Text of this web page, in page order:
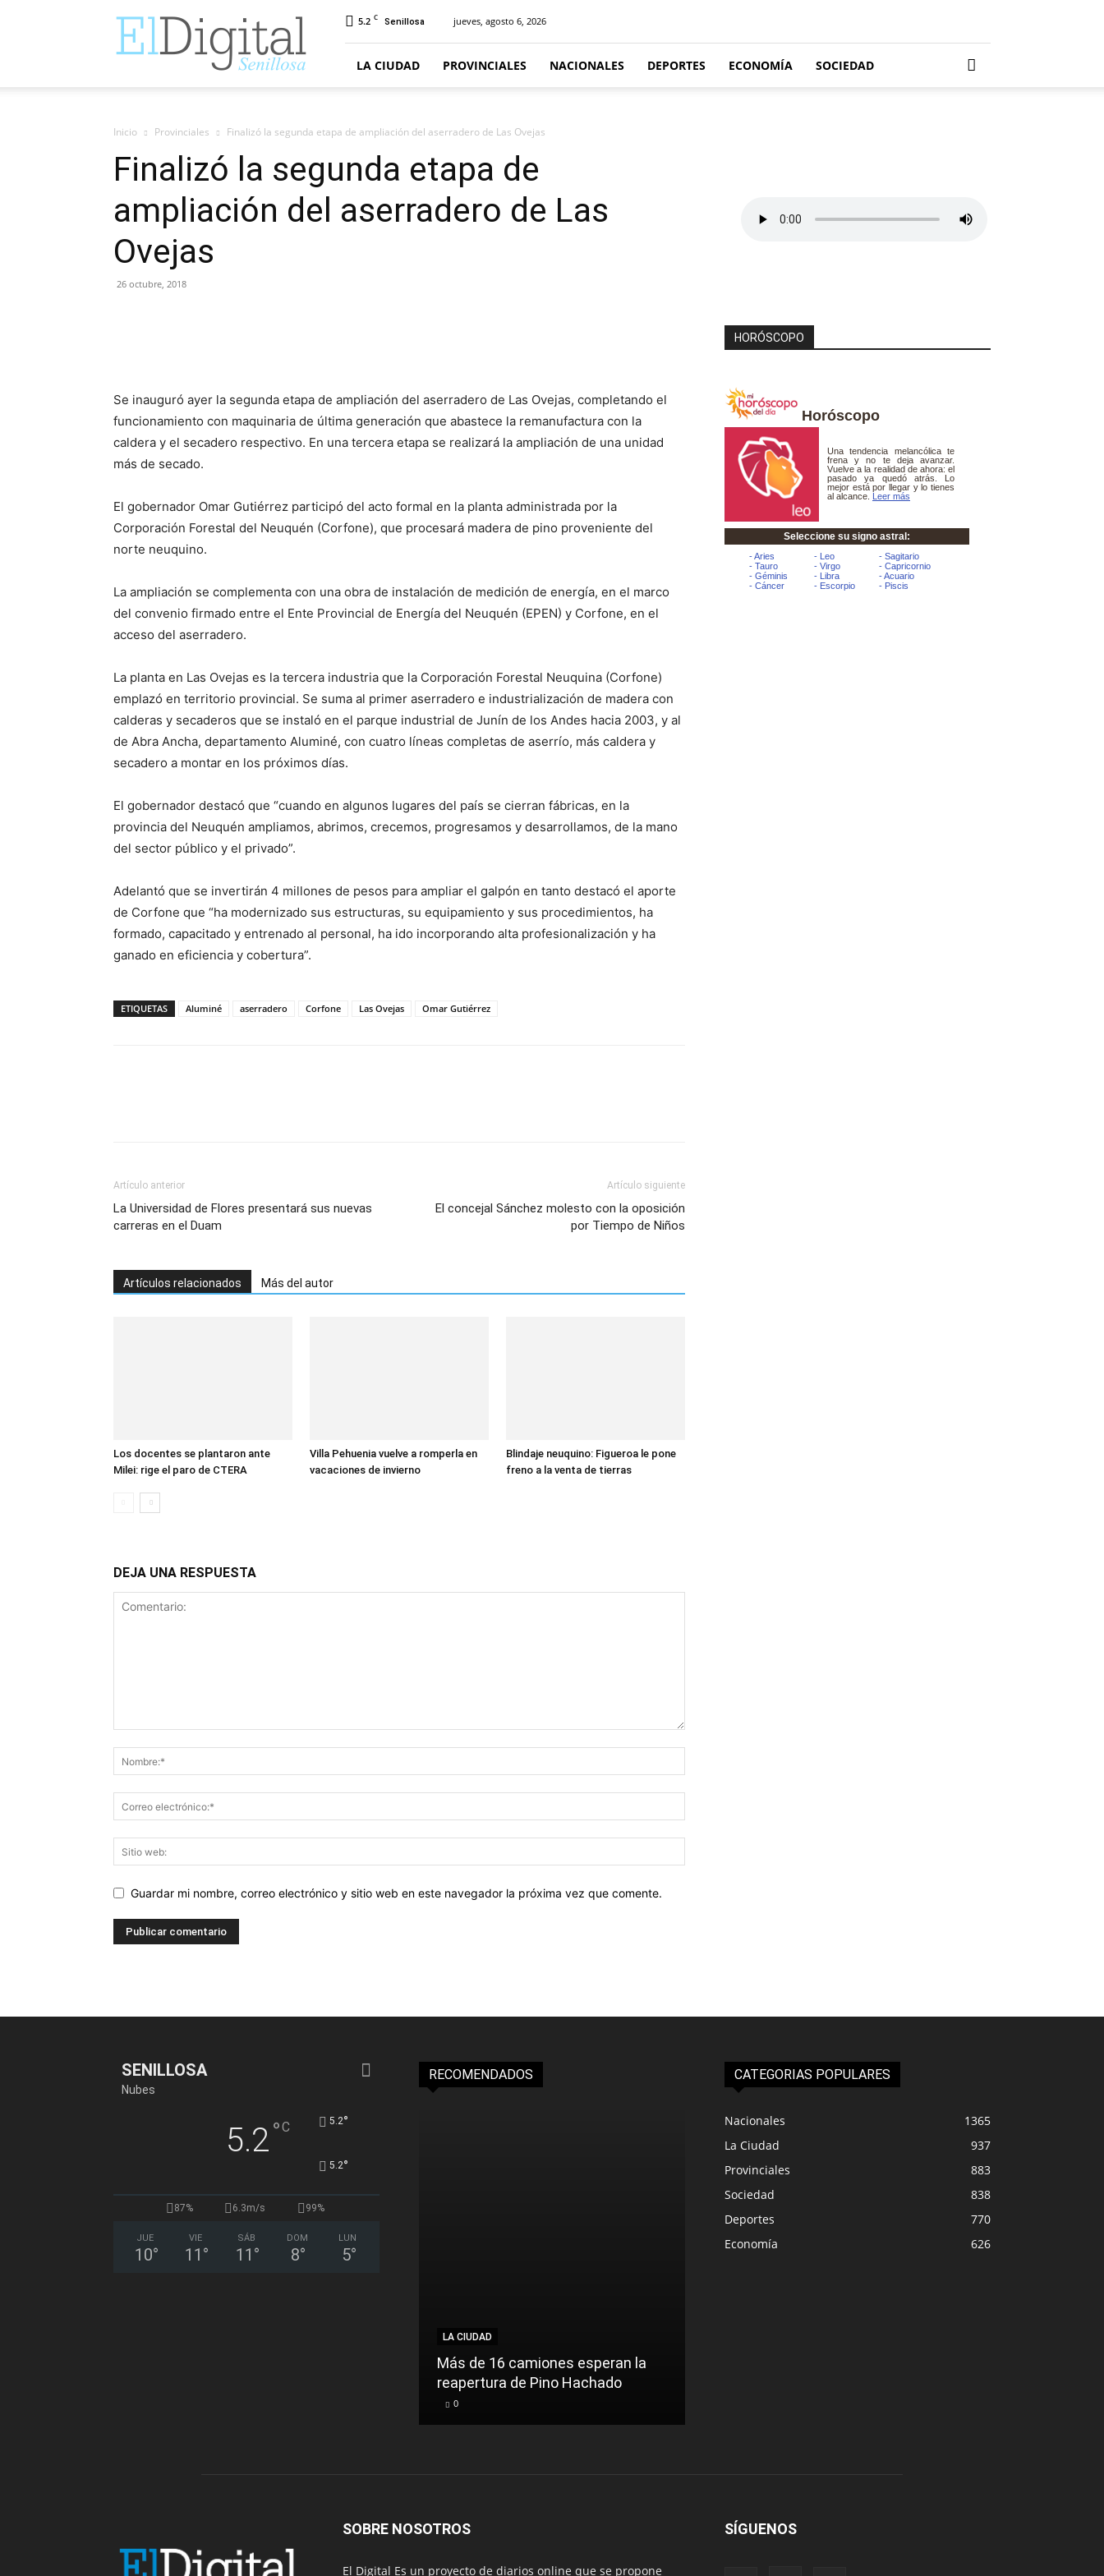
5.2 C Senillosa jueves, agosto 6, 2026
LA CIUDAD PROVINCIALES NACIONALES DEPORTES ECONOMÍA SOCIEDAD
Inicio Provinciales Finalizó la segunda etapa de ampliación del aserradero de Las Ovejas
Finalizó la segunda etapa de
ampliación del aserradero de Las
Ovejas
26 octubre, 2018
Se inauguró ayer la segunda etapa de ampliación del aserradero de Las Ovejas, completando el
funcionamiento con maquinaria de última generación que abastece la remanufactura con la
caldera y el secadero respectivo. En una tercera etapa se realizará la ampliación de una unidad
más de secado.
El gobernador Omar Gutiérrez participó del acto formal en la planta administrada por la
Corporación Forestal del Neuquén (Corfone), que procesará madera de pino proveniente del
norte neuquino.
La ampliación se complementa con una obra de instalación de medición de energía, en el marco
del convenio firmado entre el Ente Provincial de Energía del Neuquén (EPEN) y Corfone, en el
acceso del aserradero.
La planta en Las Ovejas es la tercera industria que la Corporación Forestal Neuquina (Corfone)
emplazó en territorio provincial. Se suma al primer aserradero e industrialización de madera con
calderas y secaderos que se instaló en el parque industrial de Junín de los Andes hacia 2003, y al
de Abra Ancha, departamento Aluminé, con cuatro líneas completas de aserrío, más caldera y
secadero a montar en los próximos días.
El gobernador destacó que “cuando en algunos lugares del país se cierran fábricas, en la
provincia del Neuquén ampliamos, abrimos, crecemos, progresamos y desarrollamos, de la mano
del sector público y el privado”.
Adelantó que se invertirán 4 millones de pesos para ampliar el galpón en tanto destacó el aporte
de Corfone que “ha modernizado sus estructuras, su equipamiento y sus procedimientos, ha
formado, capacitado y entrenado al personal, ha ido incorporando alta profesionalización y ha
ganado en eficiencia y cobertura”.
ETIQUETAS Aluminé aserradero Corfone Las Ovejas Omar Gutiérrez
Artículo anterior
La Universidad de Flores presentará sus nuevas
carreras en el Duam
Artículo siguiente
El concejal Sánchez molesto con la oposición
por Tiempo de Niños
Artículos relacionados Más del autor
Los docentes se plantaron ante
Milei: rige el paro de CTERA
Villa Pehuenia vuelve a romperla en
vacaciones de invierno
Blindaje neuquino: Figueroa le pone
freno a la venta de tierras
DEJA UNA RESPUESTA
Guardar mi nombre, correo electrónico y sitio web en este navegador la próxima vez que comente.
HORÓSCOPO
Horóscopo
SENILLOSA
Nubes
5.2°C 5.2°
5.2°
87% 6.3m/s 99%
JUE
10°
VIE
11 °
SÁB
11 °
DOM
8°
LUN
5°
RECOMENDADOS
LA CIUDAD
Más de 16 camiones esperan la
reapertura de Pino Hachado
0
CATEGORIAS POPULARES
Nacionales
1365
La Ciudad
937
Provinciales
883
Sociedad
838
Deportes
770
Economía
626
SOBRE NOSOTROS
El Digital Es un proyecto de diarios online que se propone
SÍGUENOS